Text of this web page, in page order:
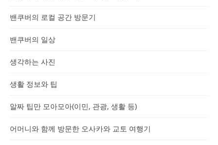
밴쿠버의 로컬 공간 방문기
밴쿠버의 일상
생각하는 사진
생활 정보와 팁
알짜 팁만 모아모아(이민, 관광, 생활 등)
어머니와 함께 방문한 오사카와 교토 여행기